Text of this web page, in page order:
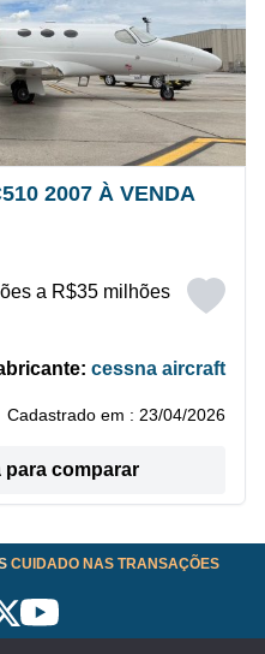
2007 À VENDA
a R$35 milhões
cessna aircraft
Cadastrado em : 23/04/2026
comparar
CUIDADO NAS TRANSAÇÕES